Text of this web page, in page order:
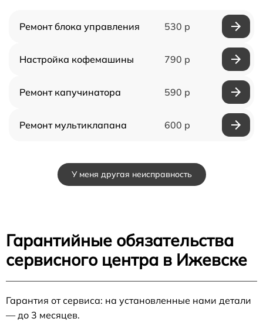
Ремонт блока управления 530 р
Настройка кофемашины 790 р
Ремонт капучинатора 590 р
Ремонт мультиклапана 600 р
У меня другая неисправность
Гарантийные обязательства
сервисного центра в Ижевске
Гарантия от сервиса: на установленные нами детали
— до 3 месяцев.